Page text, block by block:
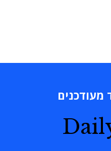
מעודכנים